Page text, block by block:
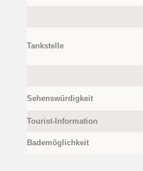
Tankstelle
Sehenswürdigkeit
Tourist-Information
Bademöglichkeit